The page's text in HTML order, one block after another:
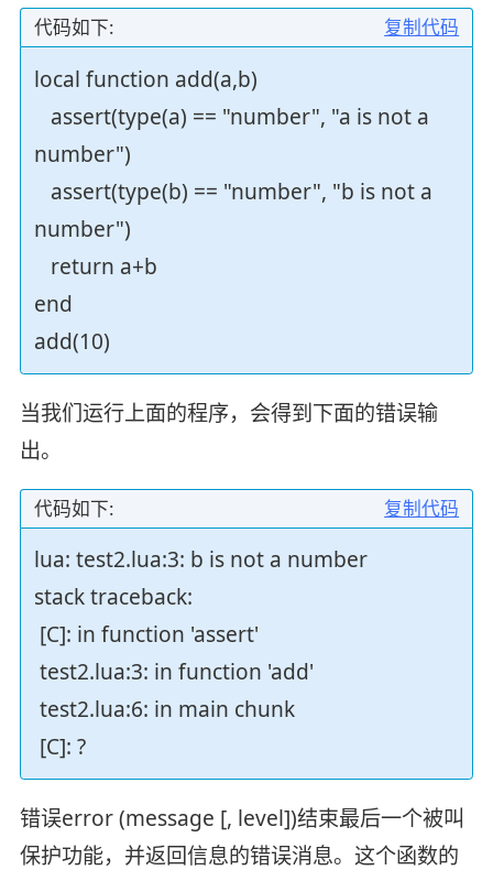
复制代码
代码如下:
local function add(a,b)
assert(type(a) == "number", "a is not a
number")
assert(type(b) == "number", "b is not a
number")
return a+b
end
add(10)
当我们运行上面的程序，会得到下面的错误输
出。
复制代码
代码如下:
lua: test2.lua:3: b is not a number
stack traceback:
[C]: in function 'assert'
test2.lua:3: in function 'add'
test2.lua:6: in main chunk
[C]: ?
错误error (message [, level])结束最后一个被叫
保护功能，并返回信息的错误消息。这个函数的